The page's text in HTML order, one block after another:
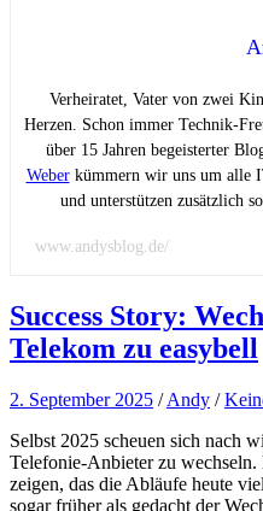
Verheiratet, Vater von zwei
Herzen. Schon immer Technik-
über 15 Jahren begeisterter
Weberkümmern wir uns um alle
und unterstützen zusätzlich
www.andysblog.de/
Success Story:
Telekom zu easybell
2. September 2025 /Andy /
Selbst 2025 scheuen sich nach
Telefonie-Anbieter zu wechseln.
zeigen, das die Abläufe heute
sogar früher als gedacht der